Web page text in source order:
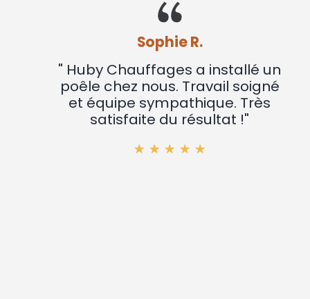
Sophie R.
" Huby Chauffages a installé un
poêle chez nous. Travail soigné
et équipe sympathique. Très
satisfaite du résultat !"